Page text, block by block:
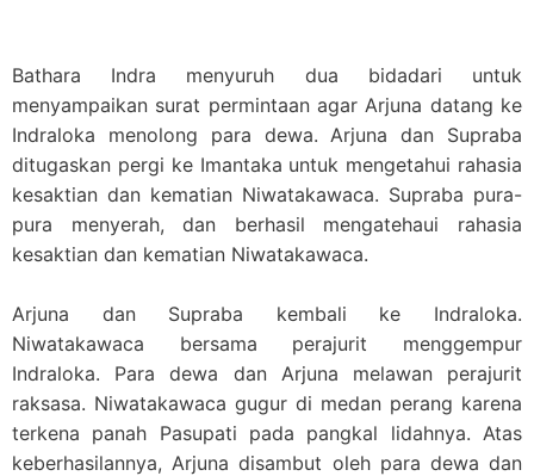
Bathara Indra menyuruh dua bidadari untuk
menyampaikan surat permintaan agar Arjuna datang ke
Indraloka menolong para dewa. Arjuna dan Supraba
ditugaskan pergi ke Imantaka untuk mengetahui rahasia
kesaktian dan kematian Niwatakawaca. Supraba pura-
pura menyerah, dan berhasil mengatehaui rahasia
kesaktian dan kematian Niwatakawaca.
Arjuna dan Supraba kembali ke Indraloka.
Niwatakawaca bersama perajurit menggempur
Indraloka. Para dewa dan Arjuna melawan perajurit
raksasa. Niwatakawaca gugur di medan perang karena
terkena panah Pasupati pada pangkal lidahnya. Atas
keberhasilannya, Arjuna disambut oleh para dewa dan